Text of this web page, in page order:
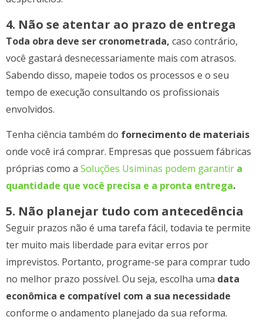
4. Não se atentar ao prazo de entrega
Toda obra deve ser cronometrada, caso contrário,
você gastará desnecessariamente mais com atrasos.
Sabendo disso, mapeie todos os processos e o seu
tempo de execução consultando os profissionais
envolvidos.
Tenha ciência também do fornecimento de materiais
onde você irá comprar. Empresas que possuem fábricas
próprias como a Soluções Usiminas podem garantir a
quantidade que você precisa e a pronta entrega.
5. Não planejar tudo com antecedência
Seguir prazos não é uma tarefa fácil, todavia te permite
ter muito mais liberdade para evitar erros por
imprevistos. Portanto, programe-se para comprar tudo
no melhor prazo possível. Ou seja, escolha uma data
econômica e compatível com a sua necessidade
conforme o andamento planejado da sua reforma.